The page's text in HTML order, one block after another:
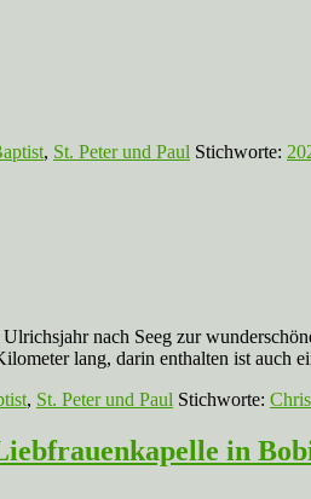
, St. Peter und Paul Stichworte:
nach Seeg zur
lang, darin enthalten ist
, St. Peter und Paul Stichworte:
in